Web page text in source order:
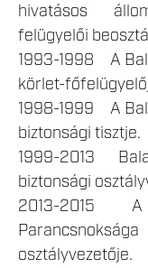
hivatásos
felügyelői
1993-1998 A
körlet-
1998-1999 A
biztonsági tisztje.
1999-2013
biztonsági
2013-2015 A
osztályvezetője.